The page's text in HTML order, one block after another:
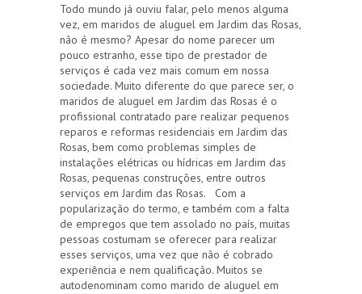
Todo mundo já ouviu falar, pelo menos alguma
vez, em maridos de aluguel em Jardim das Rosas,
não é mesmo? Apesar do nome parecer um
pouco estranho, esse tipo de prestador de
serviços é cada vez mais comum em nossa
sociedade. Muito diferente do que parece ser, o
maridos de aluguel em Jardim das Rosas é o
profissional contratado pare realizar pequenos
reparos e reformas residenciais em Jardim das
Rosas, bem como problemas simples de
instalações elétricas ou hídricas em Jardim das
Rosas, pequenas construções, entre outros
serviços em Jardim das Rosas. Com a
popularização do termo, e também com a falta
de empregos que tem assolado no país, muitas
pessoas costumam se oferecer para realizar
esses serviços, uma vez que não é cobrado
experiência e nem qualificação. Muitos se
autodenominam como marido de aluguel em